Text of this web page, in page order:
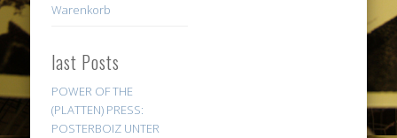
Warenkorb
last Posts
POWER OF THE
(PLATTEN) PRESS:
POSTERBOIZ UNTER